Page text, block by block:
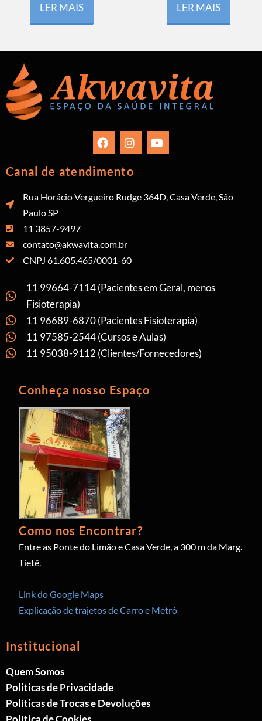
LER MAIS LER MAIS
Canal de atendimento
Rua Horácio Vergueiro Rudge 364D, Casa Verde, São
Paulo SP
11 3857-9497
contato@akwavita.com.br
CNPJ 61.605.465/0001-60
11 99664-7114 (Pacientes em Geral, menos
Fisioterapia)
11 96689-6870 (Pacientes Fisioterapia)
11 97585-2544 (Cursos e Aulas)
11 95038-9112 (Clientes/Fornecedores)
Conheça nosso Espaço
Como nos Encontrar?
Entre as Ponte do Limão e Casa Verde, a 300 m da Marg.
Tietê.
Link do Google Maps
Explicação de trajetos de Carro e Metrô
Institucional
Quem Somos
Politicas de Privacidade
Políticas de Trocas e Devoluções